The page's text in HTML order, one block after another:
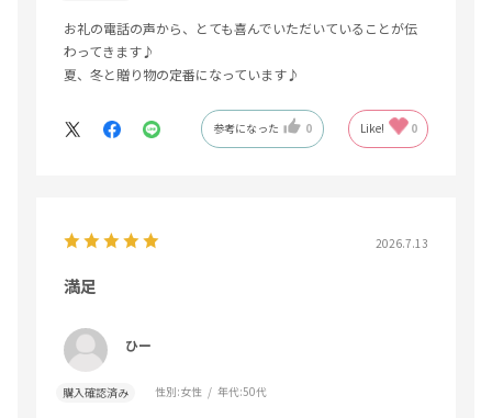
お礼の電話の声から、とても喜んでいただいていることが伝
わってきます♪
夏、冬と贈り物の定番になっています♪
参考になった 0 Like! 0
2026.7.13
満足
ひー
購入確認済み 性別:女性 年代:50代